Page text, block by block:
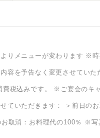
りメニューが変わります ※時
容を予告なく変更させていた
税込みです。 ※ご宴会のキ
ていただきます： ＞前日の
取消：お料理代の100％ ※写